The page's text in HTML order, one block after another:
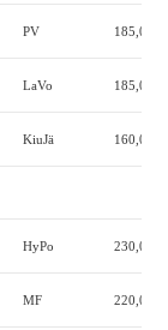
PV 185,0
LaVo 185,0
KiuJä 160,0
HyPo 230,0
MF 220,0